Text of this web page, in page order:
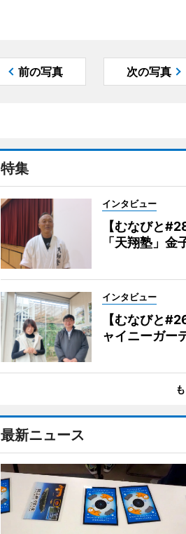
前の写真 次の写真
特集
インタビュー
【むなびと
「天翔塾」金
インタビュー
【むなびと
ャイニーガー
最新ニュース